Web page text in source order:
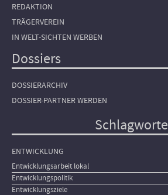
REDAKTION
TRÄGERVEREIN
IN WELT-SICHTEN WERBEN
Dossiers
DOSSIERARCHIV
DOSSIER-PARTNER WERDEN
Schlagworte
ENTWICKLUNG
Entwicklungsarbeit lokal
Entwicklungspolitik
Entwicklungsziele